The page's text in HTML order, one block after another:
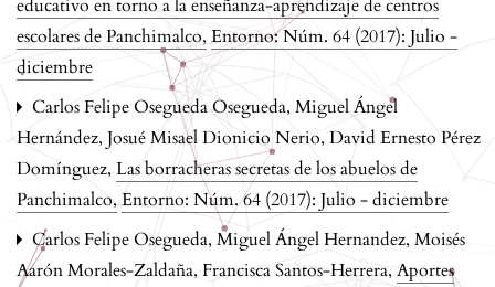
educativo en torno a la enseñanza-aprendizaje de centros
escolares de Panchimalco, Entorno: Núm. 64 (2017): Julio -
diciembre
Carlos Felipe Osegueda Osegueda, Miguel Ángel
Hernández, Josué Misael Dionicio Nerio, David Ernesto Pérez
Domínguez, Las borracheras secretas de los abuelos de
Panchimalco,Entorno: Núm. 64 (2017): Julio - diciembre
Carlos Felipe Osegueda, Miguel Ángel Hernandez, Moisés
Aarón Morales-Zaldaña, Francisca Santos-Herrera, Aportes